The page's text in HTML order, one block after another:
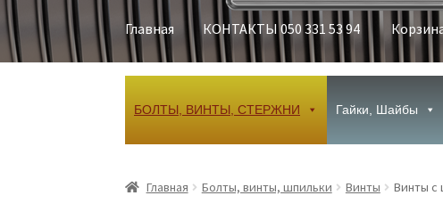
Главная КОНТАКТЫ 050 331 53 94
БОЛТЫ, ВИНТЫ, СТЕРЖНИ Гайки, Шайбы
Главная Болты, винты, шпильки Винты Винты с